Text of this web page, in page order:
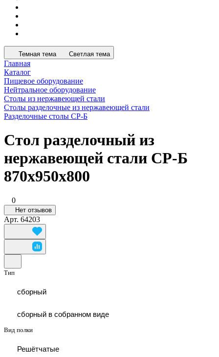
Темная тема Светлая тема
Главная
Каталог
Пищевое оборудование
Нейтральное оборудование
Столы из нержавеющей стали
Столы разделочные из нержавеющей стали
Разделочные столы СР-Б
Стол разделочный из
нержавеющей стали СР-Б
870x950x800
0
Нет отзывов
Арт. 64203
Тип
сборный
сборный в собранном виде
Вид полки
Решётчатые